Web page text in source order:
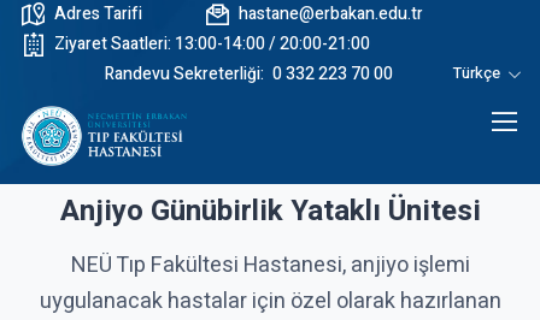
Adres Tarifi
hastane@erbakan.edu.tr
Ziyaret Saatleri: 13:00-14:00 / 20:00-21:00
Randevu Sekreterliği: 0 332 223 70 00 Türkçe
Anjiyo Günübirlik Yataklı Ünitesi
NEÜ Tıp Fakültesi Hastanesi, anjiyo işlemi
uygulanacak hastalar için özel olarak hazırlanan